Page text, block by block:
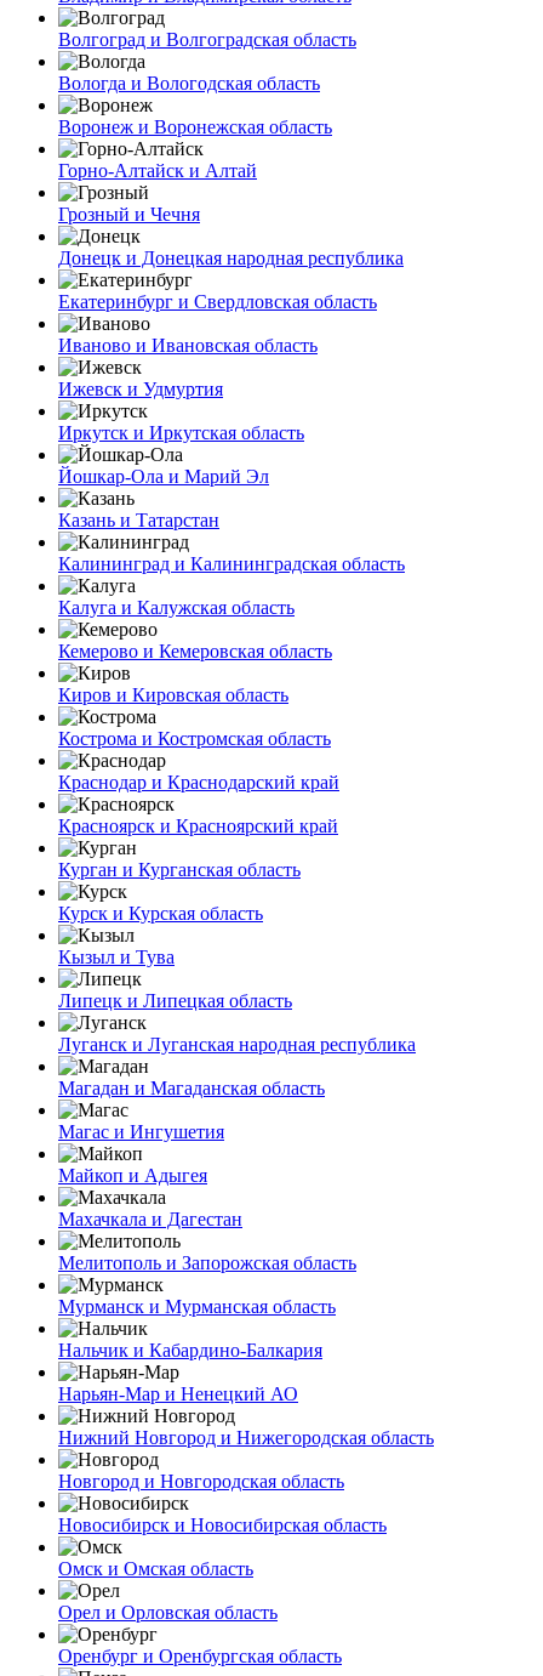
Волгоград и Волгоградская область
Вологда и Вологодская область
Воронеж и Воронежская область
Горно-Алтайск и Алтай
Грозный и Чечня
Донецк и Донецкая народная республика
Екатеринбург и Свердловская область
Иваново и Ивановская область
Ижевск и Удмуртия
Иркутск и Иркутская область
Йошкар-Ола и Марий Эл
Казань и Татарстан
Калининград и Калининградская область
Калуга и Калужская область
Кемерово и Кемеровская область
Киров и Кировская область
Кострома и Костромская область
Краснодар и Краснодарский край
Красноярск и Красноярский край
Курган и Курганская область
Курск и Курская область
Кызыл и Тува
Липецк и Липецкая область
Луганск и Луганская народная республика
Магадан и Магаданская область
Магас и Ингушетия
Майкоп и Адыгея
Махачкала и Дагестан
Мелитополь и Запорожская область
Мурманск и Мурманская область
Нальчик и Кабардино-Балкария
Нарьян-Мар и Ненецкий АО
Нижний Новгород и Нижегородская область
Новгород и Новгородская область
Новосибирск и Новосибирская область
Омск и Омская область
Орел и Орловская область
Оренбург и Оренбургская область